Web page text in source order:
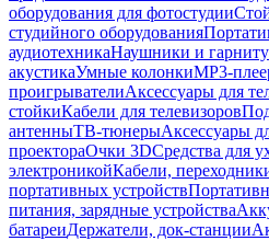
оборудования для фотостудии
студийного оборудования
аудиотехникаНаушники и
акустикаУмные колонкиMP3-
проигрывателиАксессуары для
стойкиКабели для телевизоров
антенныТВ-тюнерыАксессуары
проектораОчки 3DСредства для
электроникойКабели,
портативных устройств
питания, зарядные устройства
батареиДержатели, док-станции